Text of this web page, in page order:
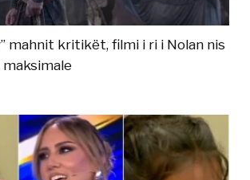
mahnit kritikët, filmi i ri i Nolan nis